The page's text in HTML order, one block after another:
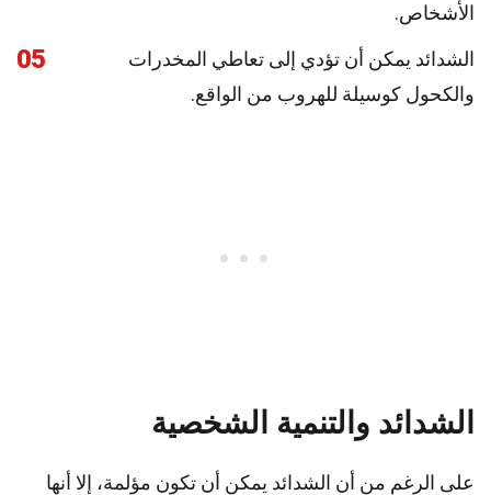
الأشخاص.
05
الشدائد يمكن أن تؤدي إلى تعاطي المخدرات
والكحول كوسيلة للهروب من الواقع.
الشدائد والتنمية الشخصية
على الرغم من أن الشدائد يمكن أن تكون مؤلمة، إلا أنها